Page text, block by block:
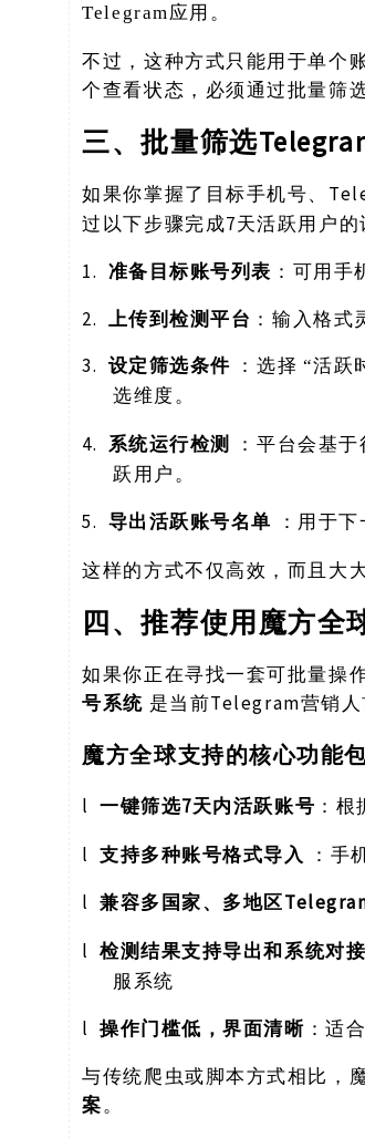
Telegram应用。
不过，这种方式只能用于单个
个查看状态，必须通过批量筛
三、批量筛选
如果你掌握了目标手机号、
过以下步骤完成7天活跃用户的
1. 准备目标账号列表 ：可用手
2. 上传到检测平台 ：输入格式
3. 设定筛选条件 ：选择 “活跃
选维度。
4. 系统运行检测 ：平台会基
跃用户。
5. 导出活跃账号名单 ：用于
这样的方式不仅高效，而且大
四、推荐使用魔方全
如果你正在寻找一套可批量操
号系统 是当前Telegram营销人
魔方全球支持的核心功能
l 一键筛选7天内活跃账号 ：
l 支持多种账号格式导入 ：手
l
兼容多国家、多地区
l 检测结果支持导出和系统对接
服系统
l 操作门槛低，界面清晰 ：适
与传统爬虫或脚本方式相比，
案。